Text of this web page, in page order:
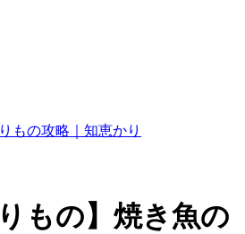
もの攻略｜知恵かり
もの】焼き魚の